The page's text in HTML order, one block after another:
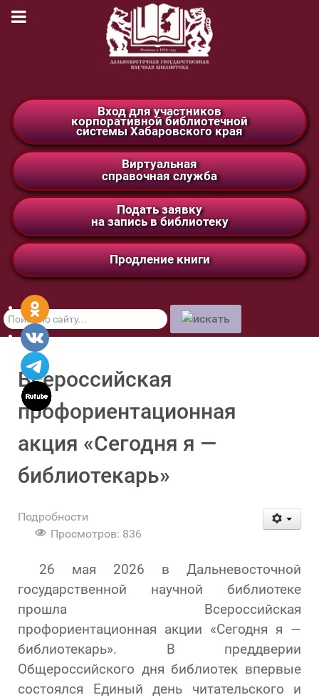
Вход для участников
корпоративной библиотечной
системы Хабаровского края
Виртуальная
справочная служба
Подать заявку
на запись в библиотеку
Продление книги
Поиск
по
сайту
Всероссийская
профориентационная
акция «Сегодня я —
библиотекарь»
Подробности
Просмотров: 836
26 мая 2026 в Дальневосточной
государственной научной библиотеке
прошла Всероссийская
профориентационная акции «Сегодня я —
библиотекарь». В преддверии
Общероссийского дня библиотек впервые
состоялся Единый день читательского и